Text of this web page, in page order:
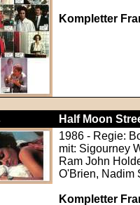
Kompletter
Half Moon
1986 - Regie:
mit: Sigourney
Ram John
O'Brien, Nadim
Kompletter